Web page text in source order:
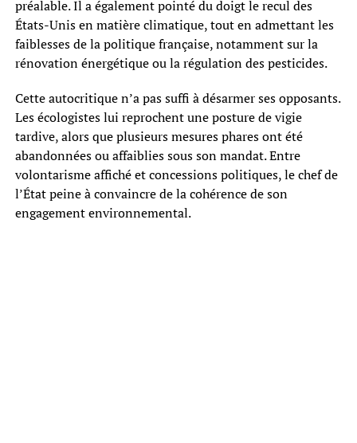
préalable. Il a également pointé du doigt le recul des
États-Unis en matière climatique, tout en admettant les
faiblesses de la politique française, notamment sur la
rénovation énergétique ou la régulation des pesticides.
Cette autocritique n’a pas suffi à désarmer ses opposants.
Les écologistes lui reprochent une posture de vigie
tardive, alors que plusieurs mesures phares ont été
abandonnées ou affaiblies sous son mandat. Entre
volontarisme affiché et concessions politiques, le chef de
l’État peine à convaincre de la cohérence de son
engagement environnemental.